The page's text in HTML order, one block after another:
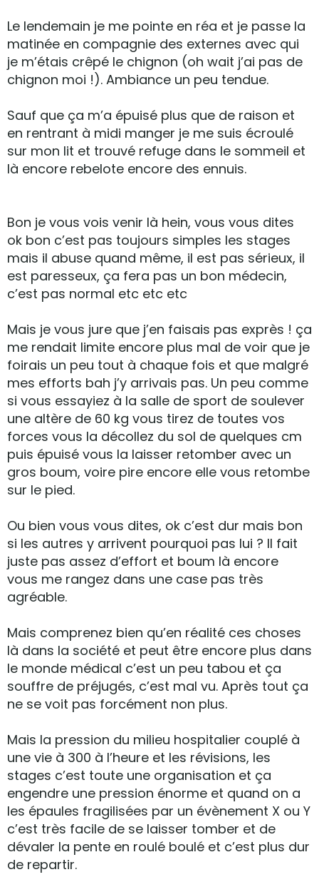
Le lendemain je me pointe en réa et je passe la
matinée en compagnie des externes avec qui
je m’étais crêpé le chignon (oh wait j’ai pas de
chignon moi !). Ambiance un peu tendue.
Sauf que ça m’a épuisé plus que de raison et
en rentrant à midi manger je me suis écroulé
sur mon lit et trouvé refuge dans le sommeil et
là encore rebelote encore des ennuis.
Bon je vous vois venir là hein, vous vous dites
ok bon c’est pas toujours simples les stages
mais il abuse quand même, il est pas sérieux, il
est paresseux, ça fera pas un bon médecin,
c’est pas normal etc etc etc
Mais je vous jure que j’en faisais pas exprès ! ça
me rendait limite encore plus mal de voir que je
foirais un peu tout à chaque fois et que malgré
mes efforts bah j’y arrivais pas. Un peu comme
si vous essayiez à la salle de sport de soulever
une altère de 60 kg vous tirez de toutes vos
forces vous la décollez du sol de quelques cm
puis épuisé vous la laisser retomber avec un
gros boum, voire pire encore elle vous retombe
sur le pied.
Ou bien vous vous dites, ok c’est dur mais bon
si les autres y arrivent pourquoi pas lui ? Il fait
juste pas assez d’effort et boum là encore
vous me rangez dans une case pas très
agréable.
Mais comprenez bien qu’en réalité ces choses
là dans la société et peut être encore plus dans
le monde médical c’est un peu tabou et ça
souffre de préjugés, c’est mal vu. Après tout ça
ne se voit pas forcément non plus.
Mais la pression du milieu hospitalier couplé à
une vie à 300 à l’heure et les révisions, les
stages c’est toute une organisation et ça
engendre une pression énorme et quand on a
les épaules fragilisées par un évènement X ou Y
c’est très facile de se laisser tomber et de
dévaler la pente en roulé boulé et c’est plus dur
de repartir.